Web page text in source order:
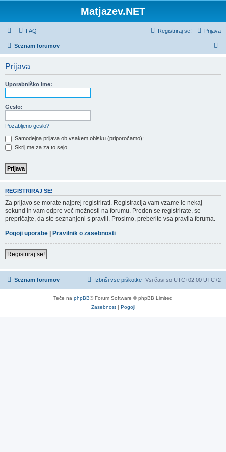
Matjazev.NET
FAQ Prijava
Registriraj se!
Seznam forumov
Prijava
Uporabniško ime:
Geslo:
Pozabljeno geslo?
Samodejna prijava ob vsakem obisku (priporočamo):
Skrij me za za to sejo
REGISTRIRAJ SE!
Za prijavo se morate najprej registrirati. Registracija vam vzame le nekaj
sekund in vam odpre več možnosti na forumu. Preden se registrirate, se
prepričajte, da ste seznanjeni s pravili. Prosimo, preberite vsa pravila foruma.
Pogoji uporabe | Pravilnik o zasebnosti
Registriraj se!
Seznam forumov Vsi časi so UTC+02:00 UTC+2
Izbriši vse piškotke
Teče na phpBB® Forum Software © phpBB Limited
Zasebnost| Pogoji